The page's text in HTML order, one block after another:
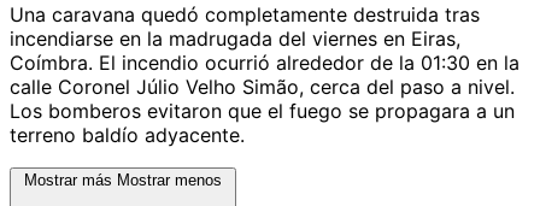
Una caravana quedó completamente destruida tras
incendiarse en la madrugada del viernes en Eiras,
Coímbra. El incendio ocurrió alrededor de la 01:30 en la
calle Coronel Júlio Velho Simão, cerca del paso a nivel.
Los bomberos evitaron que el fuego se propagara a un
terreno baldío adyacente.
Mostrar más Mostrar menos